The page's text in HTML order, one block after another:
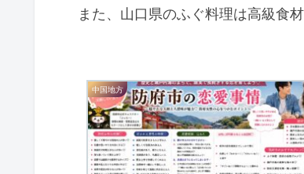
また、山口県のふぐ料理は高級食
中国地方